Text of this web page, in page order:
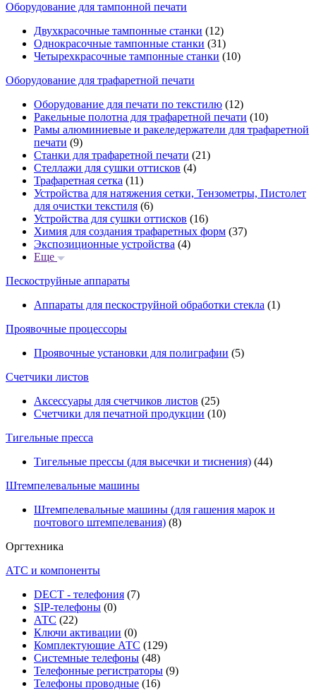
Оборудование для тампонной печати
Двухкрасочные тампонные станки (12)
Однокрасочные тампонные станки (31)
Четырехкрасочные тампонные станки (10)
Оборудование для трафаретной печати
Оборудование для печати по текстилю (12)
Ракельные полотна для трафаретной печати (10)
Рамы алюминиевые и ракеледержатели для трафаретной
печати (9)
Станки для трафаретной печати (21)
Стеллажи для сушки оттисков (4)
Трафаретная сетка (11)
Устройства для натяжения сетки, Тензометры, Пистолет
для очистки текстиля (6)
Устройства для сушки оттисков (16)
Химия для создания трафаретных форм (37)
Экспозиционные устройства (4)
Еще
Пескоструйные аппараты
Аппараты для пескоструйной обработки стекла (1)
Проявочные процессоры
Проявочные установки для полиграфии (5)
Счетчики листов
Аксессуары для счетчиков листов (25)
Счетчики для печатной продукции (10)
Тигельные пресса
Тигельные прессы (для высечки и тиснения) (44)
Штемпелевальные машины
Штемпелевальные машины (для гашения марок и
почтового штемпелевания) (8)
Оргтехника
АТС и компоненты
DECT - телефония (7)
SIP-телефоны (0)
АТС (22)
Ключи активации (0)
Комплектующие АТС (129)
Системные телефоны (48)
Телефонные регистраторы (9)
Телефоны проводные (16)